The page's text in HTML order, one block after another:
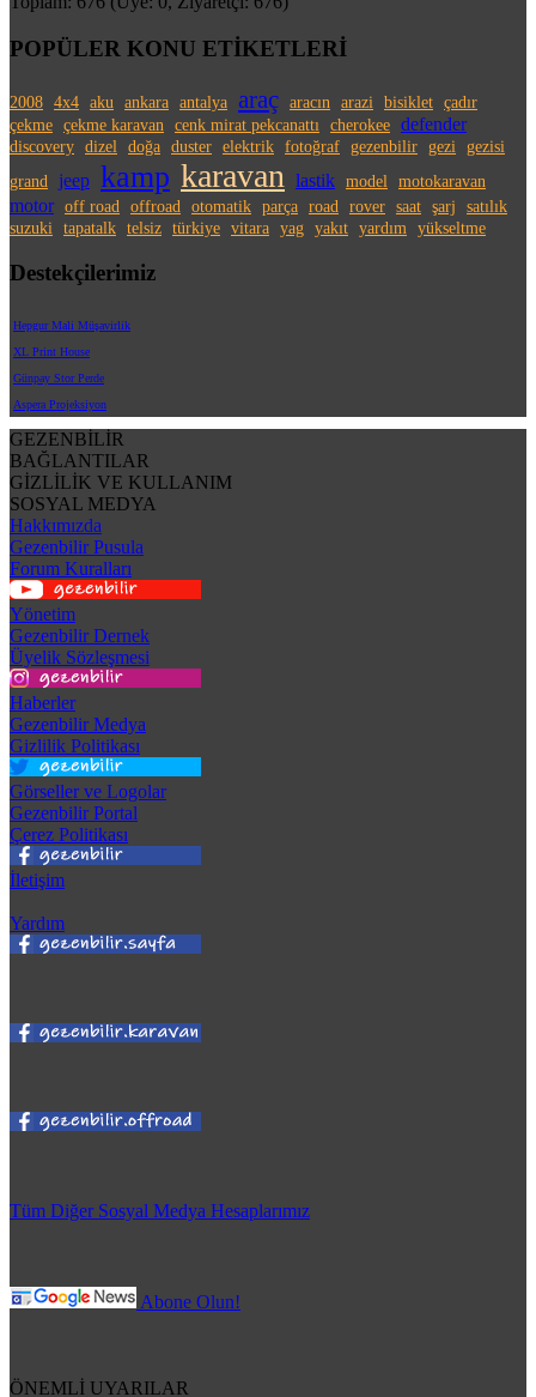
POPÜLER KONU ETİKETLERİ
2008 4x4 aku ankara antalya araç aracın arazi bisiklet çadır
çekme çekme karavan cenk mirat pekcanattı cherokee defender
discovery dizel doğa duster elektrik fotoğraf gezenbilir gezi
gezisi
grand
jeep kamp karavan lastik model motokaravan
motor off road offroad otomatik parça road rover saat şarj
satılık
suzuki
tapatalk telsiz türkiye vitara yag yakıt yardım yükseltme
Destekçilerimiz
Hepgur Mali Müşavirlik
XL Print House
Günpay Stor Perde
Aspera Projeksiyon
GEZENBİLİR
BAĞLANTILAR
GİZLİLİK VE KULLANIM
SOSYAL MEDYA
Hakkımızda
Gezenbilir Pusula
Forum Kuralları
Yönetim
Gezenbilir Dernek
Üyelik Sözleşmesi
Haberler
Gezenbilir Medya
Gizlilik Politikası
Görseller ve Logolar
Gezenbilir Portal
Çerez Politikası
İletişim
Yardım
Tüm Diğer Sosyal Medya Hesaplarımız
Abone Olun!
ÖNEMLİ UYARILAR